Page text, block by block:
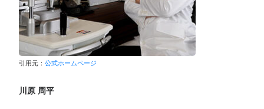
引用元： 公式ホームページ
川原 周平